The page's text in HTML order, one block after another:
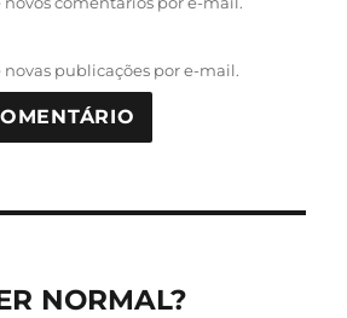
publicações por e-mail.
NORMAL?